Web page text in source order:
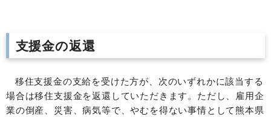
支援金の返還
移住支援金の支給を受けた方が、次のいずれかに該当する
場合は移住支援金を返還していただきます。ただし、雇用企
業の倒産、災害、病気等で、やむを得ない事情として熊本県